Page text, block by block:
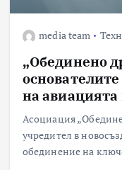
media team
„Обединено
на
Асоциация
учредител в
обединение на